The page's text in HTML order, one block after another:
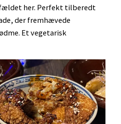
her. Perfekt tilberedt
der fremhævede
Et vegetarisk